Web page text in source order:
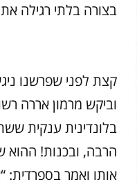
בצורה בלתי רגילה
קצת לפני שפרשנו
וביקש מרמון אררה
בלונדינית ענקית
הרבה, ובכנות! ההוא
אותו ואמר בספרדית: